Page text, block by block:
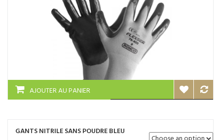
AJOUTER AU PANIER
GANTS NITRILE SANS POUDRE BLEU